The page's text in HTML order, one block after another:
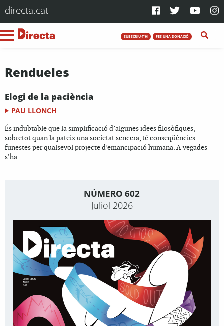
directa.cat
SUBSCRIU-T'HI FES UNA DONACIÓ
Rendueles
Elogi de la paciència
PAU LLONCH
És indubtable que la simplificació d’algunes idees filosòfiques,
sobretot quan la pateix una societat sencera, té conseqüències
funestes per qualsevol projecte d’emancipació humana. A vegades
s’ha...
NÚMERO 602
Juliol 2026